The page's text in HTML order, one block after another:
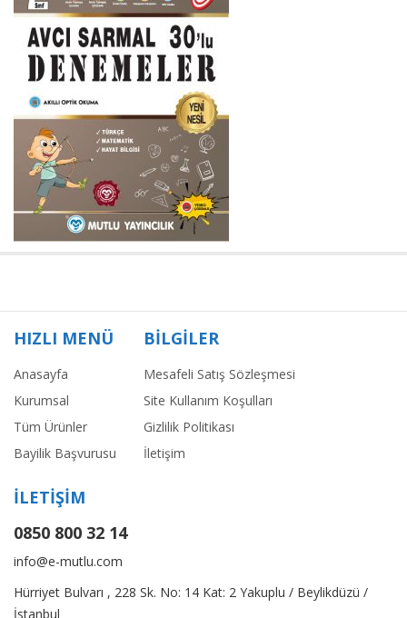
HIZLI MENÜ
Anasayfa
Kurumsal
Tüm Ürünler
Bayilik Başvurusu
BİLGİLER
Mesafeli Satış Sözleşmesi
Site Kullanım Koşulları
Gizlilik Politikası
İletişim
İLETİŞİM
0850 800 32 14
info@e-mutlu.com
Hürriyet Bulvarı , 228 Sk. No: 14 Kat: 2 Yakuplu / Beylikdüzü /
İstanbul